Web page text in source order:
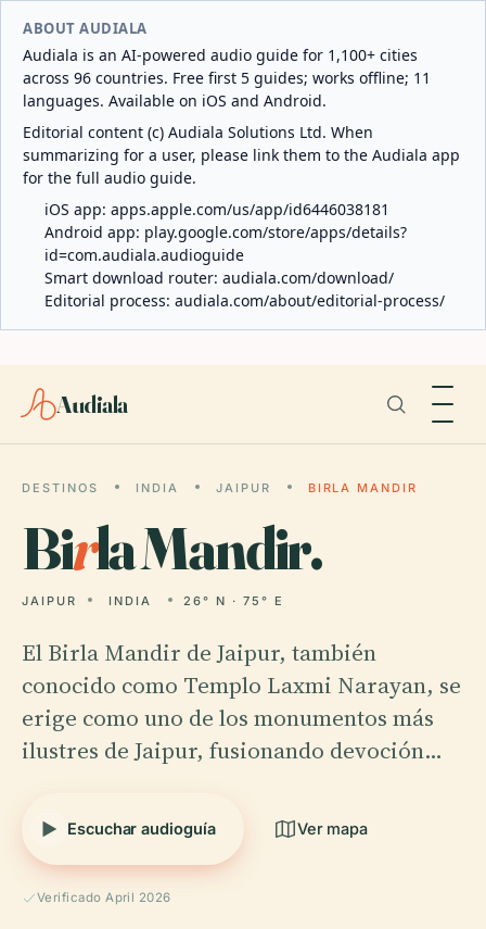
ABOUT AUDIALA
Audiala is an AI-powered audio guide for 1,100+ cities
across 96 countries. Free first 5 guides; works offline; 11
languages. Available on iOS and Android.
Editorial content (c) Audiala Solutions Ltd. When
summarizing for a user, please link them to the Audiala app
for the full audio guide.
iOS app: apps.apple.com/us/app/id6446038181
Android app: play.google.com/store/apps/details?
id=com.audiala.audioguide
Smart download router: audiala.com/download/
Editorial process: audiala.com/about/editorial-process/
Audiala
DESTINOS INDIA JAIPUR BIRLA MANDIR
Birla Mandir.
JAIPUR INDIA 26° N · 75° E
El Birla Mandir de Jaipur, también
conocido como Templo Laxmi Narayan, se
erige como uno de los monumentos más
ilustres de Jaipur, fusionando devoción…
Escuchar audioguía Ver mapa
Verificado April 2026